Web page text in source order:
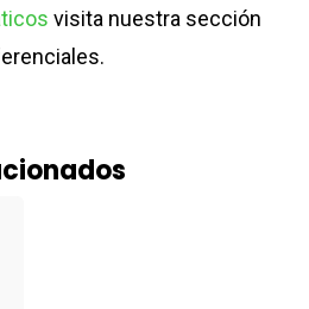
visita nuestra sección